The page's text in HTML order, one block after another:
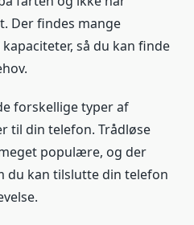
Der findes mange
så du kan finde
forskellige typer af
til din telefon. Trådløse
populære, og der
du kan tilslutte din telefon